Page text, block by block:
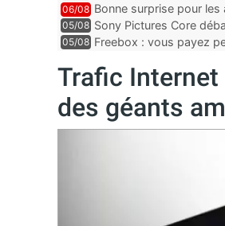
06/08 Bonne surprise pour
inclus
05/08 Sony Pictures Core
05/08 Freebox : vous payez
Trafic
des géants